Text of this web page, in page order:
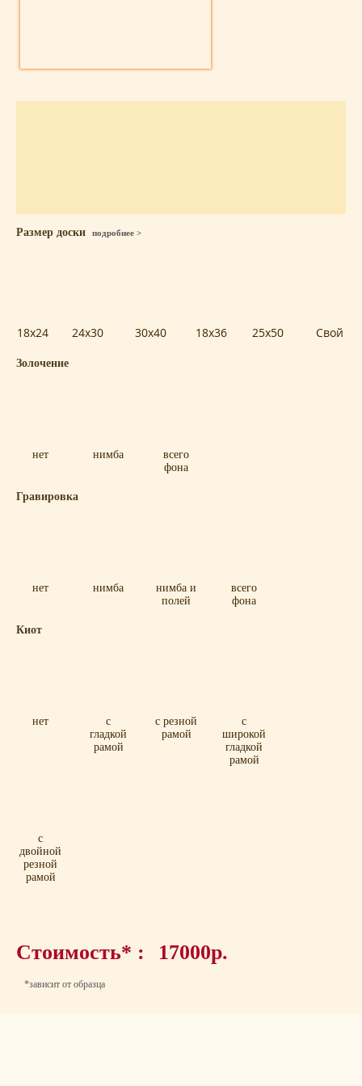
Размер доски подробнее >
18x24 24x30 30x40 18x36 25x50 Свой
Золочение
нет нимба
всего
фона
Гравировка
нет нимба
нимба и
полей
всего
фона
Киот
нет
с
гладкой
рамой
с резной
рамой
с
широкой
гладкой
рамой
с
двойной
резной
рамой
Стоимость* : 17000р.
*зависит от образца